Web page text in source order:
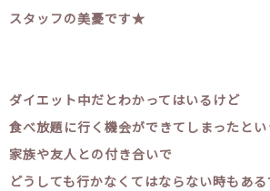
スタッフの美憂です★
ダイエット中だとわかってはいるけど
食べ放題に行く機会ができてしまったとい
家族や友人との付き合いで
どうしても行かなくてはならない時もあ